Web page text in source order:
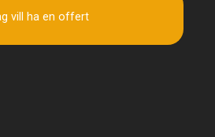
vill ha en offert